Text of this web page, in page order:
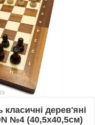
дерев'яні
№4 (40,5x40,5см)